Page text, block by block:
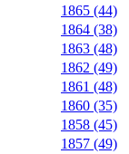
1865 (44)
1864 (38)
1863 (48)
1862 (49)
1861 (48)
1860 (35)
1858 (45)
1857 (49)